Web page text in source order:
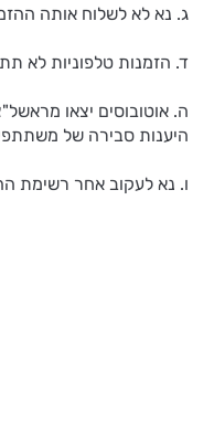
ג. נא לא לשלוח אותה
ד. הזמנות טלפוניות לא
ה. אוטובוסים יצאו
היענות סבירה של
ו. נא לעקוב אחר רשימת